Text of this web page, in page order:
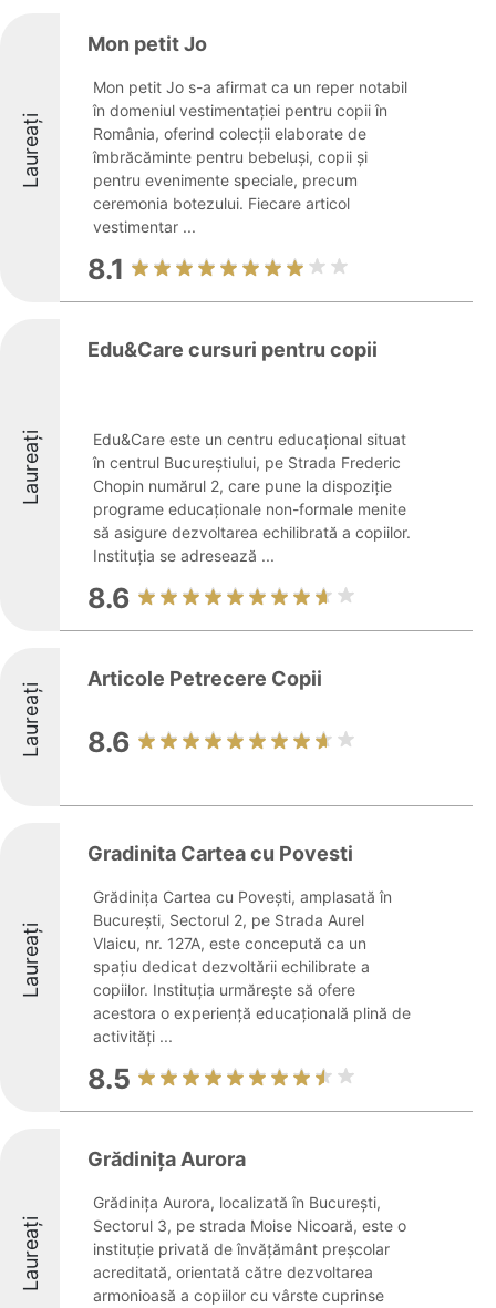
Laureați
Mon petit Jo
Mon petit Jo s-a afirmat ca un reper notabil
în domeniul vestimentației pentru copii în
România, oferind colecții elaborate de
îmbrăcăminte pentru bebeluși, copii și
pentru evenimente speciale, precum
ceremonia botezului. Fiecare articol
vestimentar ...
8.1
Laureați
Edu&Care cursuri pentru copii
Edu&Care este un centru educațional situat
în centrul Bucureștiului, pe Strada Frederic
Chopin numărul 2, care pune la dispoziție
programe educaționale non-formale menite
să asigure dezvoltarea echilibrată a copiilor.
Instituția se adresează ...
8.6
Laureați
Articole Petrecere Copii
8.6
Laureați
Gradinita Cartea cu Povesti
Grădinița Cartea cu Povești, amplasată în
București, Sectorul 2, pe Strada Aurel
Vlaicu, nr. 127A, este concepută ca un
spațiu dedicat dezvoltării echilibrate a
copiilor. Instituția urmărește să ofere
acestora o experiență educațională plină de
activități ...
8.5
Laureați
Grădinița Aurora
Grădinița Aurora, localizată în București,
Sectorul 3, pe strada Moise Nicoară, este o
instituție privată de învățământ preșcolar
acreditată, orientată către dezvoltarea
armonioasă a copiilor cu vârste cuprinse